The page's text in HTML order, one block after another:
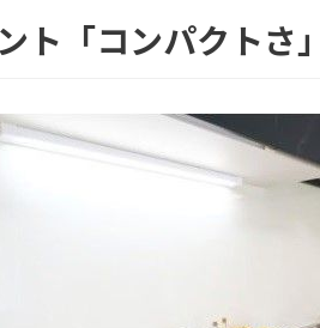
ト「コンパクトさ